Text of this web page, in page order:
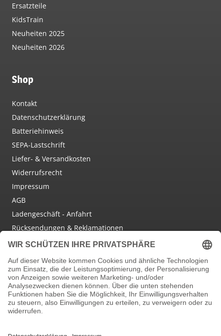
Ersatzteile
KidsTrain
Neuheiten 2025
Neuheiten 2026
Shop
Kontakt
Datenschutzerklärung
Batteriehinweis
SEPA-Lastschrift
Liefer- & Versandkosten
Widerrufsrecht
Impressum
AGB
Ladengeschäft - Anfahrt
Rücksendungen & Reklamationen
Social Media
Facebook
Instagram